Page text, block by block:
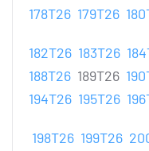
178T26 179T26
182T26 183T26
188T26 189T26
194T26 195T26
198T26 199T26